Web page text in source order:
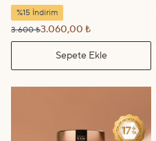
%15 İndirim
3.600 ₺3.060,00 ₺
Sepete Ekle